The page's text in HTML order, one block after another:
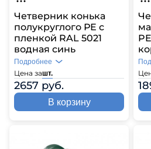
Четверник конька
полукруглого РЕ с
пленкой RAL 5021
водная синь
Цена зашт.
2657 руб.
Подробнее
В корзину